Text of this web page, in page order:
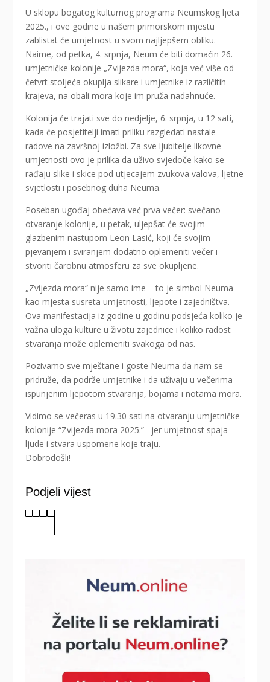
U sklopu bogatog kulturnog programa Neumskog ljeta
2025., i ove godine u našem primorskom mjestu
zablistat će umjetnost u svom najljepšem obliku.
Naime, od petka, 4. srpnja, Neum će biti domaćin 26.
umjetničke kolonije „Zvijezda mora“, koja već više od
četvrt stoljeća okuplja slikare i umjetnike iz različitih
krajeva, na obali mora koje im pruža nadahnuće.
Kolonija će trajati sve do nedjelje, 6. srpnja, u 12 sati,
kada će posjetitelji imati priliku razgledati nastale
radove na završnoj izložbi. Za sve ljubitelje likovne
umjetnosti ovo je prilika da uživo svjedoče kako se
rađaju slike i skice pod utjecajem zvukova valova, ljetne
svjetlosti i posebnog duha Neuma.
Poseban ugođaj obećava već prva večer: svečano
otvaranje kolonije, u petak, uljepšat će svojim
glazbenim nastupom Leon Lasić, koji će svojim
pjevanjem i sviranjem dodatno oplemeniti večer i
stvoriti čarobnu atmosferu za sve okupljene.
„Zvijezda mora“ nije samo ime – to je simbol Neuma
kao mjesta susreta umjetnosti, ljepote i zajedništva.
Ova manifestacija iz godine u godinu podsjeća koliko je
važna uloga kulture u životu zajednice i koliko radost
stvaranja može oplemeniti svakoga od nas.
Pozivamo sve mještane i goste Neuma da nam se
pridruže, da podrže umjetnike i da uživaju u večerima
ispunjenim ljepotom stvaranja, bojama i notama mora.
Vidimo se večeras u 19.30 sati na otvaranju umjetničke
kolonije “Zvijezda mora 2025.”– jer umjetnost spaja
ljude i stvara uspomene koje traju.
Dobrodošli!
Podjeli vijest